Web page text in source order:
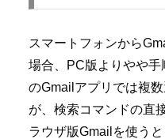
スマートフォンから
場合、PC版よりやや
のGmailアプリでは複
が、検索コマンドの直
ラウザ版Gmailを使う